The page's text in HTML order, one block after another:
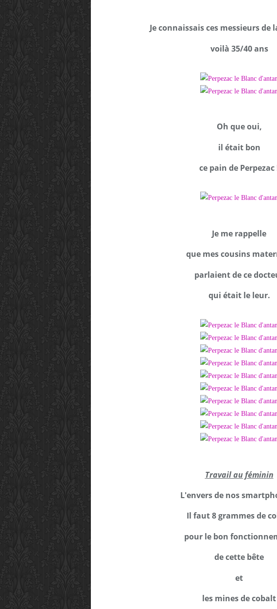
Je connaissais ces messieurs de
voilà 35/40 ans
Oh que oui,
il était bon
ce pain de Perpezac
Je me rappelle
que mes cousins
parlaient de ce
qui était le leur.
Travail au féminin
L'envers de nos
Il faut 8 grammes de
pour le bon
de cette bête
et
les mines de cobalt